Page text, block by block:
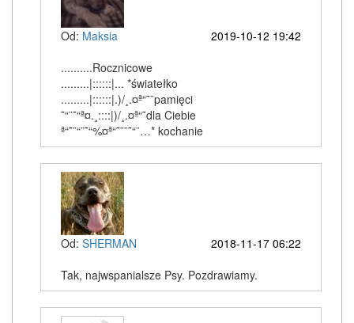
Od: Maksia
2019-10-12 19:42
..........Rocznicowe
.........|::::::|... *światełko
.........|::::::|.)/¸.¤ª“˜¨pamięci
˜“¨˜“ª¤.¸::::|)/¸.¤ª“˜dla Ciebie
ª“˜¨“¨˜“%¤ª“˜¨¨˜“¨…* kochanie
Od: SHERMAN
2018-11-17 06:22
Tak, najwspanialsze Psy. Pozdrawiamy.